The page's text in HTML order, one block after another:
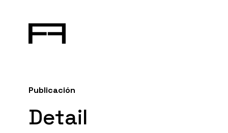
Publicación
Detail